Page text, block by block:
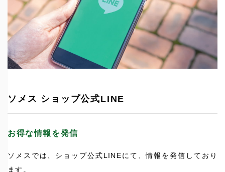
ソメス ショップ公式LINE
お得な情報を発信
ソメスでは、ショップ公式LINEにて、情報を発信しており
ます。